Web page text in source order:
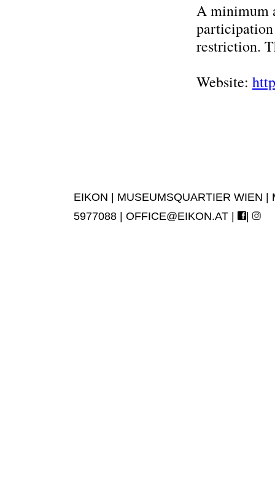
A minimum
restriction.
Website:
EIKON | MUSEUMSQUARTIER WIEN
5977088 | OFFICE@EIKON.AT | |